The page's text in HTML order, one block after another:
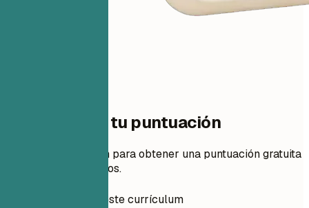
Un paso para tu puntuación
Añade tu currículum para obtener una puntuación gratuita
y cambios priorizados.
Cómo preparar este currículum